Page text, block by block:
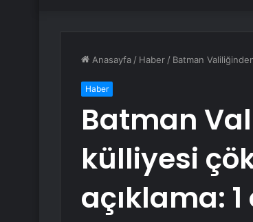
Anasayfa / Haber / Batman
Haber
Batman
külliyesi
açıklama: 1